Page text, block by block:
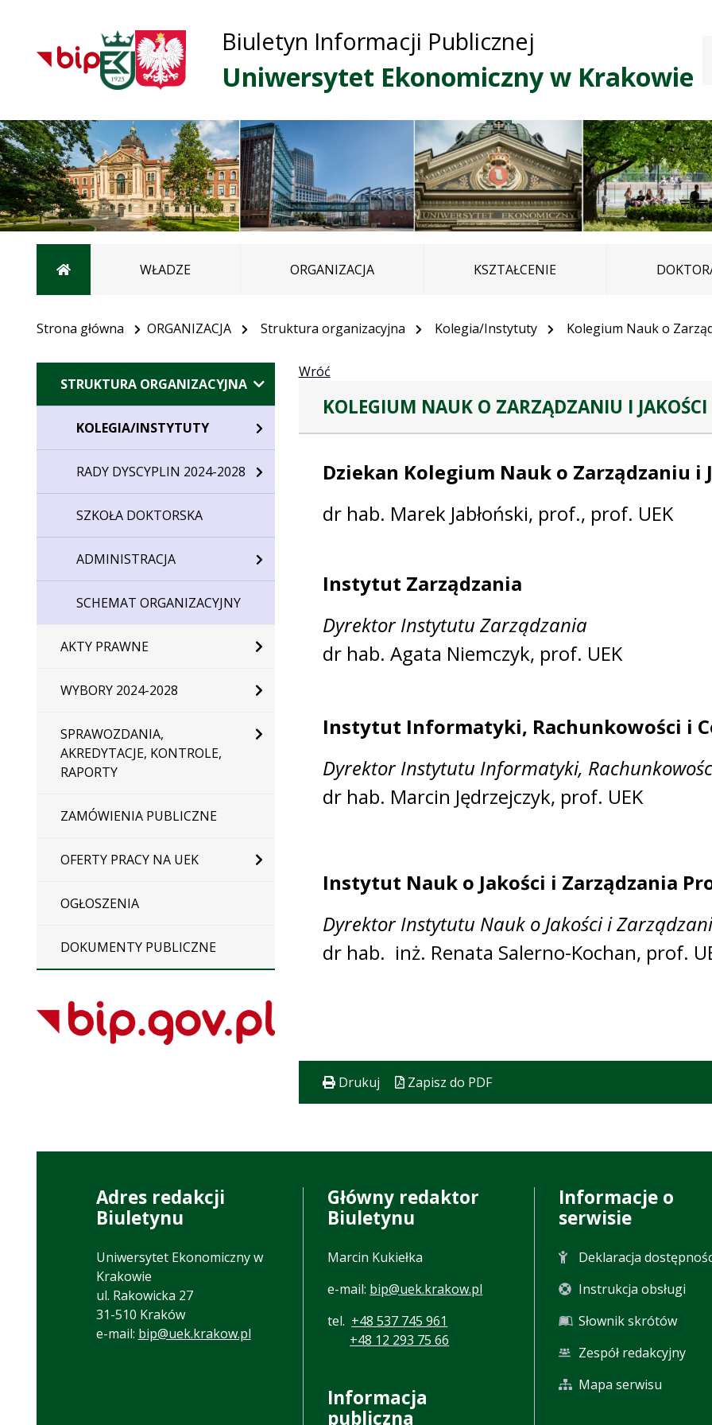
głównego menu
Przejdź do treści
Przejdź do mapy
serwisu
Biuletyn Informacji Publicznej
Uniwersytet Ekonomiczny w Krakowie
Strona głównaWŁADZE ORGANIZACJA KSZTAŁCENIE
Strona główna ORGANIZACJA Struktura organizacyjna Kolegia/Instytuty Kolegium Nauk o
STRUKTURA ORGANIZACYJNA
KOLEGIA/INSTYTUTY
RADY DYSCYPLIN 2024-2028
SZKOŁA DOKTORSKA
ADMINISTRACJA
SCHEMAT ORGANIZACYJNY
AKTY PRAWNE
WYBORY 2024-2028
SPRAWOZDANIA,
AKREDYTACJE, KONTROLE,
RAPORTY
ZAMÓWIENIA PUBLICZNE
OFERTY PRACY NA UEK
OGŁOSZENIA
DOKUMENTY PUBLICZNE
Wróć
KOLEGIUM NAUK O ZARZĄDZANIU I JAKOŚCI
Dziekan Kolegium Nauk o Zarządzaniu i
dr hab. Marek Jabłoński, prof., prof. UEK
Instytut Zarządzania
Dyrektor Instytutu Zarządzania
dr hab. Agata Niemczyk, prof. UEK
Instytut Informatyki, Rachunkowości i
Dyrektor Instytutu Informatyki,
dr hab. Marcin Jędrzejczyk, prof. UEK
Instytut Nauk o Jakości i Zarządzania
Dyrektor Instytutu Nauk o Jakości i
dr hab. inż. Renata Salerno-Kochan, prof.
Drukuj Zapisz do PDF
Adres redakcji
Biuletynu
Uniwersytet Ekonomiczny w
Krakowie
ul. Rakowicka 27
31-510 Kraków
e-mail: bip@uek.krakow.pl
Główny redaktor
Biuletynu
Marcin Kukiełka
e-mail: bip@uek.krakow.pl
tel. +48 537 745 961
+48 12 293 75 66
Informacja
publiczna
Informacje o
serwisie
Deklaracja
Instrukcja obsługi
Słownik skrótów
Zespół redakcyjny
Mapa serwisu